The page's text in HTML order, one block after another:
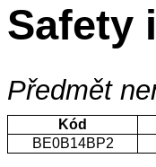
Safety
Předmět
Kód
BE0B14BP2